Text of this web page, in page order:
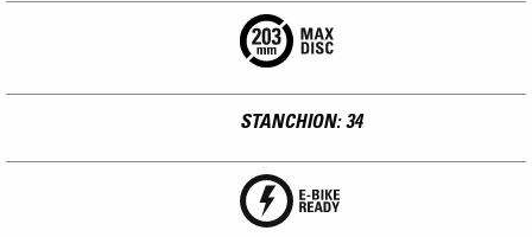
STANCHION: 34